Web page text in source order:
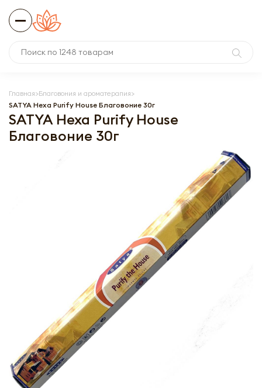
Главная Благовония и ароматерапия
SATYA Hexa Purify House Благовоние 30г
SATYA Hexa Purify House
Благовоние 30г